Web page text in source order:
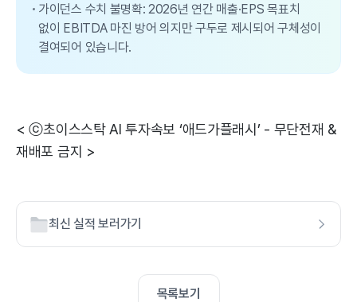
가이던스 수치 불명확: 2026년 연간 매출·EPS 목표치
없이 EBITDA 마진 방어 의지만 구두로 제시되어 구체성이
결여되어 있습니다.
< ⓒ초이스스탁 AI 투자속보 ‘애드가플래시’ - 무단전재 &
재배포 금지 >
최신 실적 보러가기
목록보기